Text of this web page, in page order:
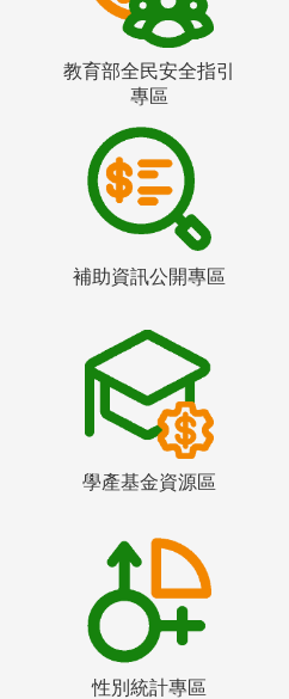
教育部全民安全指引
專區
補助資訊公開專區
學產基金資源區
性別統計專區